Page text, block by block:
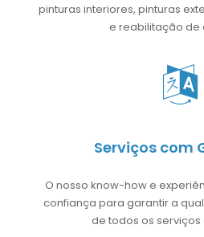
pinturas interiores, pinturas
e reabilitação de
Serviços com
O nosso know-how e
confiança para garantir a
de todos os serviços